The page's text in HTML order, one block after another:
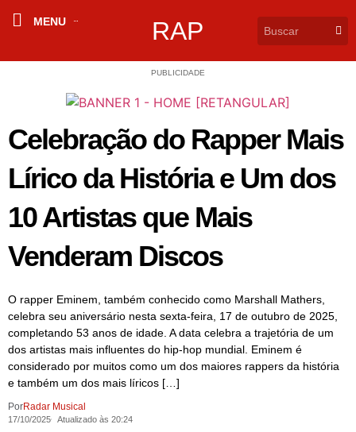
MENU RAP
PUBLICIDADE
Celebração do Rapper Mais
Lírico da História e Um dos
10 Artistas que Mais
Venderam Discos
O rapper Eminem, também conhecido como Marshall Mathers,
celebra seu aniversário nesta sexta-feira, 17 de outubro de 2025,
completando 53 anos de idade. A data celebra a trajetória de um
dos artistas mais influentes do hip-hop mundial. Eminem é
considerado por muitos como um dos maiores rappers da história
e também um dos mais líricos […]
PorRadar Musical
17/10/2025 Atualizado às 20:24